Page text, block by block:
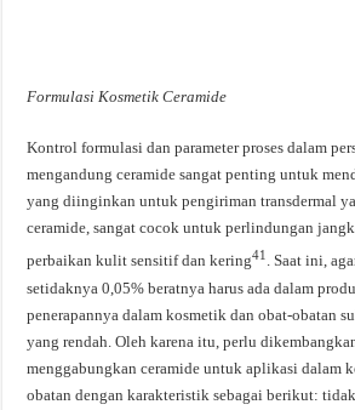
Formulasi Kosmetik Ceramide
Kontrol formulasi dan parameter proses dalam
mengandung ceramide sangat penting untuk
yang diinginkan untuk pengiriman transdermal
ceramide, sangat cocok untuk perlindungan
perbaikan kulit sensitif dan kering41 . Saat ini,
setidaknya 0,05% beratnya harus ada dalam
penerapannya dalam kosmetik dan obat-obatan
yang rendah. Oleh karena itu, perlu
menggabungkan ceramide untuk aplikasi dalam
obatan dengan karakteristik sebagai berikut: